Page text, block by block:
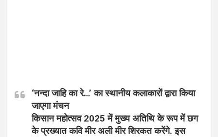
‘नन्दा जाहि का रे…’ का स्थानीय कलाकारों द्वारा किया
जाएगा मंचन
किसान महोत्सव 2025 में मुख्य अतिथि के रूप में छग
के प्रख्यात कवि मीर अली मीर शिरकत करेंगे. इस